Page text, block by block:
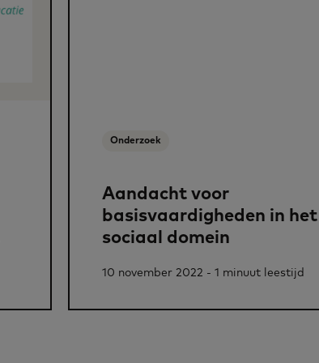
Onderzoek
Aandacht voor
basisvaardigheden in het
sociaal domein
10 november 2022 - 1 minuut leestijd